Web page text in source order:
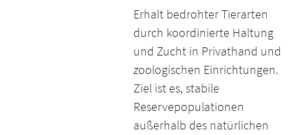
Erhalt bedrohter Tierarten
durch koordinierte Haltung
und Zucht in Privathand und
zoologischen Einrichtungen.
Ziel ist es, stabile
Reservepopulationen
außerhalb des natürlichen